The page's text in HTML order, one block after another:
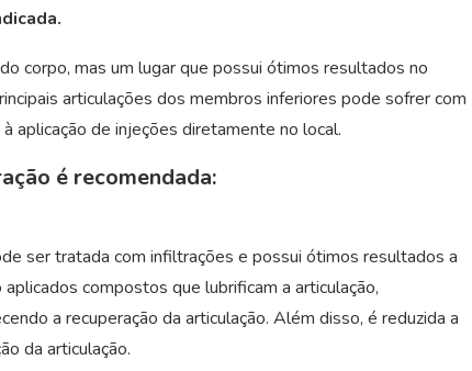
corpo, mas um lugar que possui ótimos resultados no
articulações dos membros inferiores pode sofrer com
aplicação de injeções diretamente no local.
é recomendada:
ser tratada com infiltrações e possui ótimos resultados a
compostos que lubrificam a articulação,
a recuperação da articulação. Além disso, é reduzida a
da articulação.